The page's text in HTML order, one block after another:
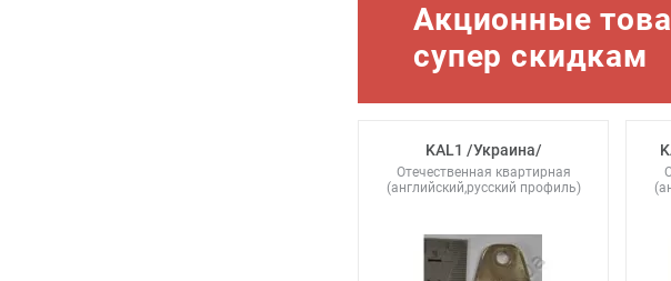
Акционные
супер скидкам
KAL1 /Украина/
Отечественная квартирная
(английский,русский профиль)